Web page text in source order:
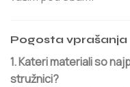
Pogosta vprašanja
1. Kateri materiali so
stružnici?